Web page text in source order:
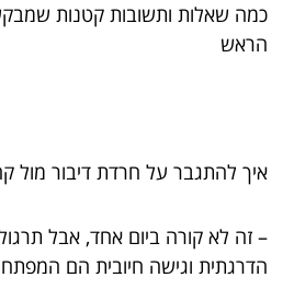
כמה שאלות ותשובות קטנות
הראש
איך להתגבר על חרדת דיבור מול
– זה לא קורה ביום אחד, אבל
הדרגתית וגישה חיובית הם